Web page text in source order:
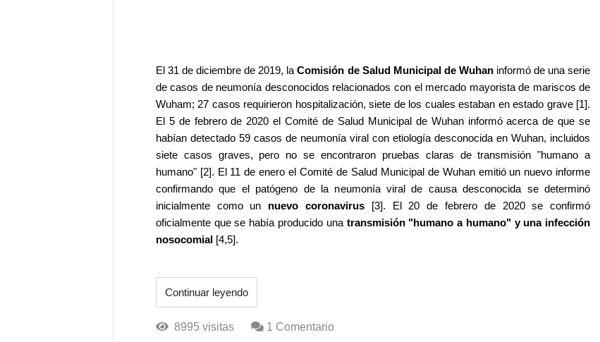
El 31 de diciembre de 2019, laComisión de Salud Municipal de Wuhaninformó de una serie
de casos de neumonía desconocidos relacionados con el mercado mayorista de mariscos de
Wuham; 27 casos requirieron hospitalización, siete de los cuales estaban en estado grave [1].
El 5 de febrero de 2020 el Comité de Salud Municipal de Wuhan informó acerca de que se
habían detectado 59 casos de neumonía viral con etiología desconocida en Wuhan, incluidos
siete casos graves, pero no se encontraron pruebas claras de transmisión "humano a
humano" [2]. El 11 de enero el Comité de Salud Municipal de Wuhan emitió un nuevo informe
confirmando que el patógeno de la neumonía viral de causa desconocida se determinó
inicialmente como un nuevo coronavirus [3]. El 20 de febrero de 2020 se confirmó
oficialmente que se había producido una transmisión "humano a humano" y una infección
nosocomial [4,5].
Continuar leyendo
8995 visitas
1 Comentario